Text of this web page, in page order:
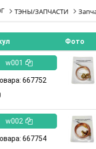
ТЭНЫ/ЗАПЧАСТИ
Фото
w001
667752
w002
667754